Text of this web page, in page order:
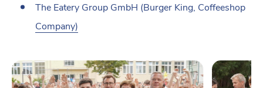
The Eatery Group GmbH (Burger King, Coffeeshop
Company)